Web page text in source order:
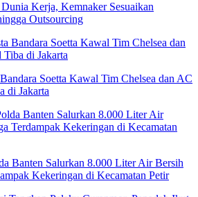
Kerja, Kemnaker Sesuaikan
Outsourcing
Soetta Kawal Tim Chelsea dan AC
di Jakarta
Banten Salurkan 8.000 Liter Air Bersih
Kekeringan di Kecamatan Petir